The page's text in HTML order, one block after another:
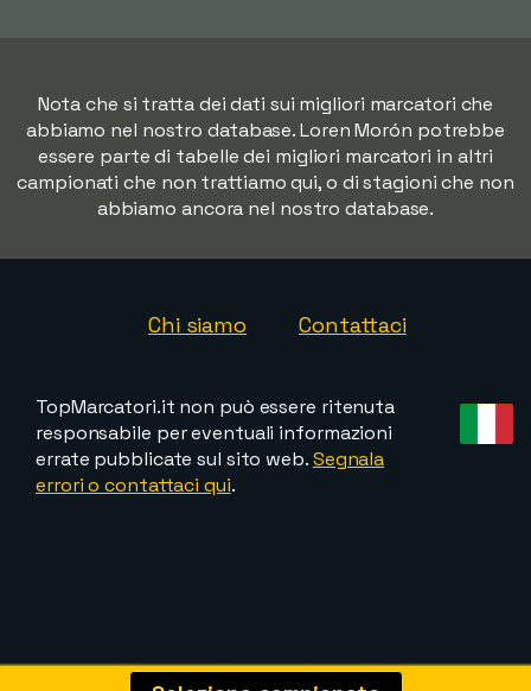
Nota che si tratta dei dati sui migliori marcatori che
abbiamo nel nostro database. Loren Morón potrebbe
essere parte di tabelle dei migliori marcatori in altri
campionati che non trattiamo qui, o di stagioni che non
abbiamo ancora nel nostro database.
Chi siamo Contattaci
TopMarcatori.it non può essere ritenuta
responsabile per eventuali informazioni
errate pubblicate sul sito web.Segnala
errori o contattaci qui.